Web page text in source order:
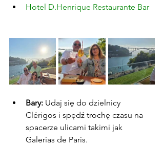
Hotel D.Henrique Restaurante Bar
Bary: Udaj się do dzielnicy
Clérigos i spędź trochę czasu na
spacerze ulicami takimi jak
Galerias de Paris.